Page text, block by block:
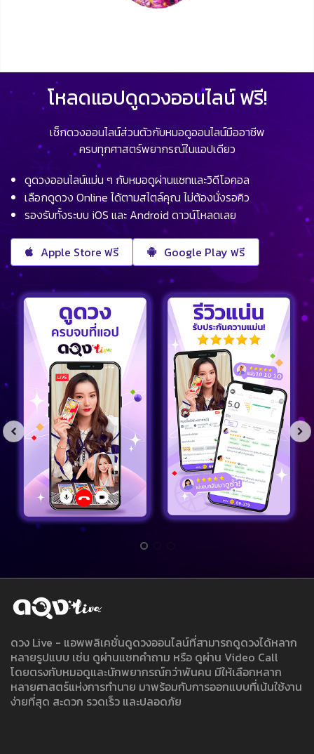
โหลดแอปดูดวงออนไลน์ ฟรี!
เช็กดวงออนไลน์ส่วนตัวกับหมอดูออนไลน์มืออาชีพ
ครบทุกศาสตร์พยากรณ์ในแอปเดียว
ดูดวงออนไลน์แม่น ๆ กับหมอดูผ่านแชทและวิดีโอคอล
เลือกดูดวง Online ได้ตามสไตล์คุณ ไม่ต้องนั่งรอคิว
รองรับทั้งระบบ iOS และ Android ดาวน์โหลดเลย
Apple Store ฟรี Google Play ฟรี
ดวง Live - แอพพลิเคชั่นดูดวงออนไลน์ที่สามารถดูดวงได้หลาก
หลายรูปแบบ เช่น ดูผ่านแชทคำถาม หรือ ดูผ่าน Video Call
โดยตรงกับหมอดูและนักพยากรณ์กว่าพันคน มีให้เลือกหลาก
หลายศาสตร์แห่งการทำนาย มาพร้อมกับการออกแบบที่เน้นใช้งาน
ง่ายที่สุด สะดวก รวดเร็ว และปลอดภัย